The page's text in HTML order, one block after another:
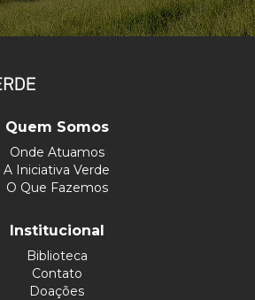
Quem Somos
Onde Atuamos
A Iniciativa Verde
O Que Fazemos
Institucional
Biblioteca
Contato
Doações